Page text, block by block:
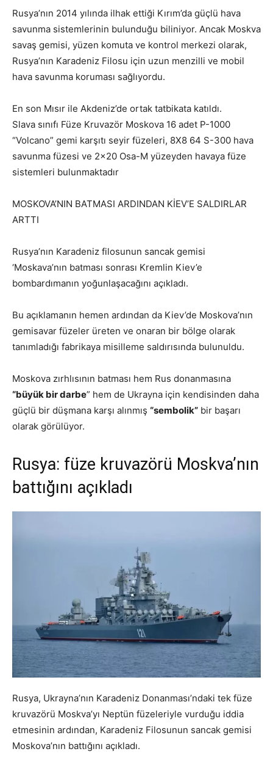
Rusya’nın 2014 yılında ilhak ettiği Kırım’da güçlü hava
savunma sistemlerinin bulunduğu biliniyor. Ancak Moskva
savaş gemisi, yüzen komuta ve kontrol merkezi olarak,
Rusya’nın Karadeniz Filosu için uzun menzilli ve mobil
hava savunma koruması sağlıyordu.
En son Mısır ile Akdeniz’de ortak tatbikata katıldı.
Slava sınıfı Füze Kruvazör Moskova 16 adet P-1000
“Volcano” gemi karşıtı seyir füzeleri, 8X8 64 S-300 hava
savunma füzesi ve 2×20 Osa-M yüzeyden havaya füze
sistemleri bulunmaktadır
MOSKOVA’NIN BATMASI ARDINDAN KİEV’E SALDIRLAR
ARTTI
Rusya’nın Karadeniz filosunun sancak gemisi
‘Moskava’nın batması sonrası Kremlin Kiev’e
bombardımanın yoğunlaşacağını açıkladı.
Bu açıklamanın hemen ardından da Kiev’de Moskova’nın
gemisavar füzeler üreten ve onaran bir bölge olarak
tanımladığı fabrikaya misilleme saldırısında bulunuldu.
Moskova zırhlısının batması hem Rus donanmasına
“büyük bir darbe” hem de Ukrayna için kendisinden daha
güçlü bir düşmana karşı alınmış “sembolik” bir başarı
olarak görülüyor.
Rusya: füze kruvazörü Moskva’nın
battığını açıkladı
Rusya, Ukrayna’nın Karadeniz Donanması’ndaki tek füze
kruvazörü Moskva’yı Neptün füzeleriyle vurduğu iddia
etmesinin ardından, Karadeniz Filosunun sancak gemisi
Moskova’nın battığını açıkladı.